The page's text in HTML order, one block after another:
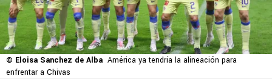
© Eloisa Sanchez de Alba América ya tendría la alineación para
enfrentar a Chivas